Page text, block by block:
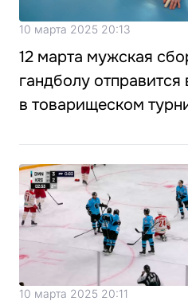
10 марта 2025 20:13
12 марта мужская
гандболу
в товарищеском
10 марта 2025 20:11